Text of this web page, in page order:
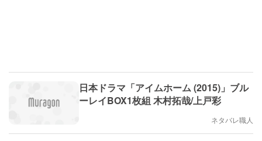
日本ドラマ「アイムホーム (2015)」ブル
ーレイBOX1枚組 木村拓哉/上戸彩
ネタバレ職人